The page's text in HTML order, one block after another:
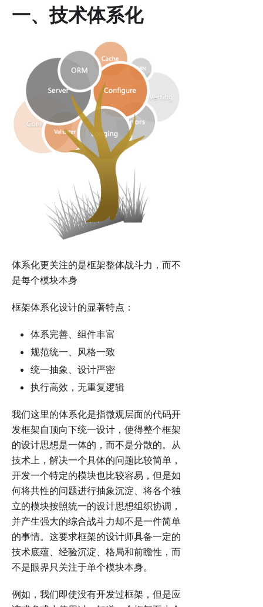
一、技术体系化
体系化更关注的是框架整体战斗力，而不
是每个模块本身
框架体系化设计的显著特点：
体系完善、组件丰富
规范统一、风格一致
统一抽象、设计严密
执行高效，无重复逻辑
我们这里的体系化是指微观层面的代码开
发框架自顶向下统一设计，使得整个框架
的设计思想是一体的，而不是分散的。从
技术上，解决一个具体的问题比较简单，
开发一个特定的模块也比较容易，但是如
何将共性的问题进行抽象沉淀、将各个独
立的模块按照统一的设计思想组织协调，
并产生强大的综合战斗力却不是一件简单
的事情。这要求框架的设计师具备一定的
技术底蕴、经验沉淀、格局和前瞻性，而
不是眼界只关注于单个模块本身。
例如，我们即使没有开发过框架，但是应